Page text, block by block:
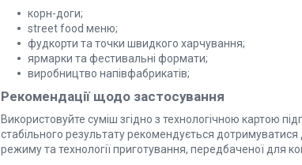
корн-доги;
street food меню;
фудкорти та точки швидкого харчування;
ярмарки та фестивальні формати;
виробництво напівфабрикатів;
Рекомендації щодо застосування
Використовуйте суміш згідно з технологічною картою
стабільного результату рекомендується
режиму та технології приготування, передбаченої для